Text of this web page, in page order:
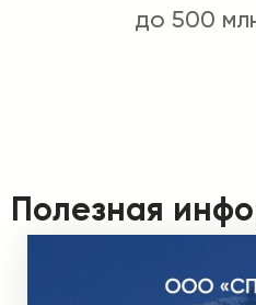
до 500
Полезная